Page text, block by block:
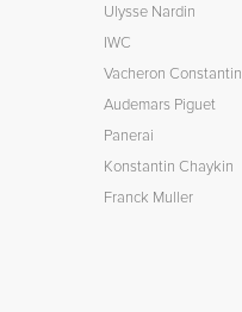
Ulysse Nardin
IWC
Vacheron Constantin
Audemars Piguet
Panerai
Konstantin Chaykin
Franck Muller